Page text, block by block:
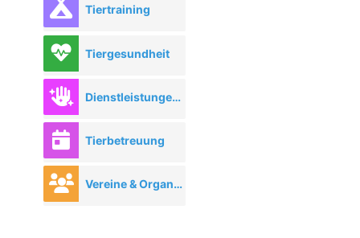
Tiertraining
Tiergesundheit
Dienstleistungen rund ums Tier
Tierbetreuung
Vereine & Organisationen